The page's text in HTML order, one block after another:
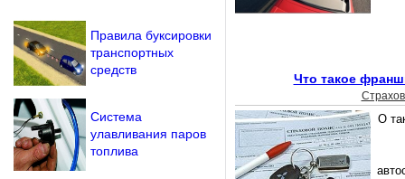
Что такое
О
Правила буксировки
транспортных
средств
Система
улавливания паров
топлива